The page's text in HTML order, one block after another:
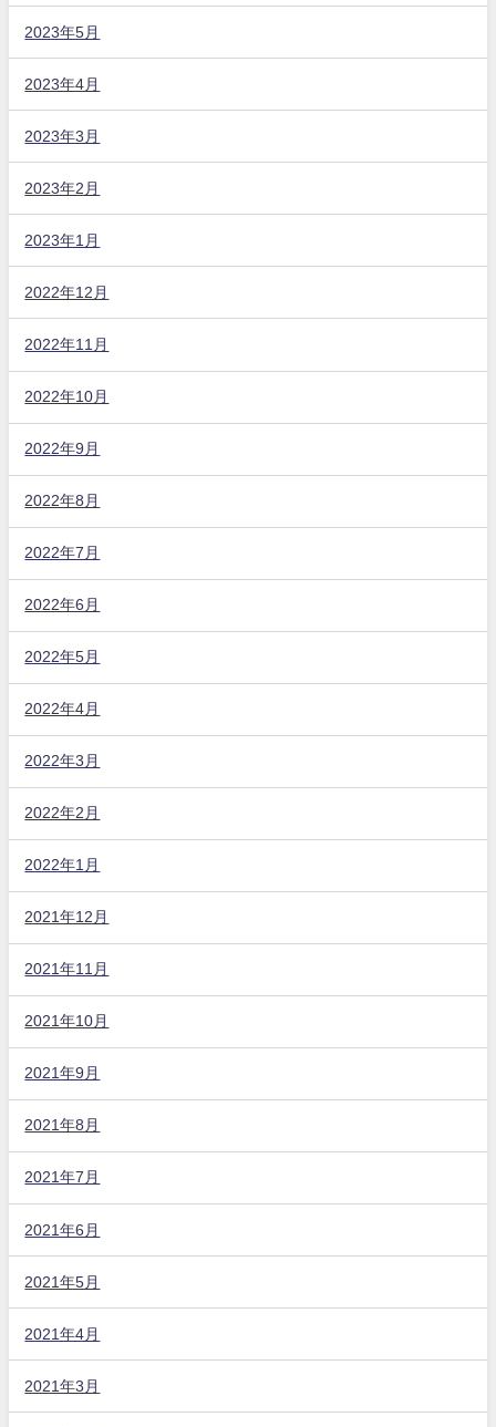
2023年5月
2023年4月
2023年3月
2023年2月
2023年1月
2022年12月
2022年11月
2022年10月
2022年9月
2022年8月
2022年7月
2022年6月
2022年5月
2022年4月
2022年3月
2022年2月
2022年1月
2021年12月
2021年11月
2021年10月
2021年9月
2021年8月
2021年7月
2021年6月
2021年5月
2021年4月
2021年3月